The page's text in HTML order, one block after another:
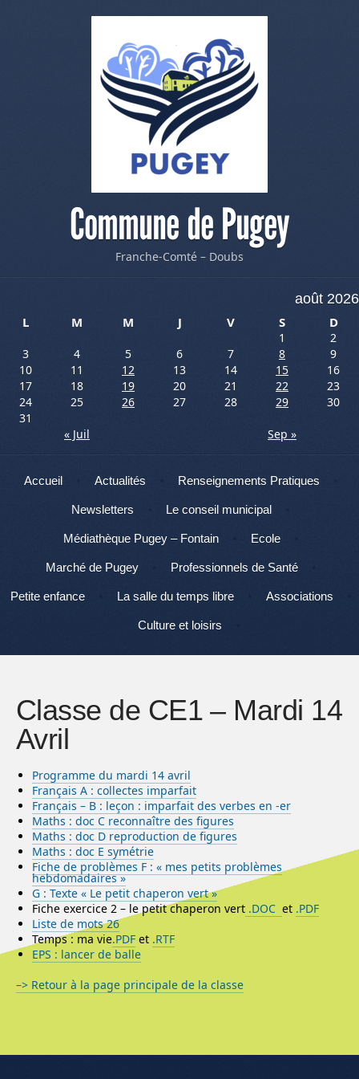
Commune de Pugey
Franche-Comté – Doubs
août 2026
L
M M J V S D
1
2
3
4 5 6 7 8
9
10
11 12 13 14 15
16
17
18 19 20 21 22
23
24
25 26 27 28 29
30
31
« Juil
Sep »
Menu
Aller au contenu
Accueil Actualités Renseignements Pratiques
Newsletters Le conseil municipal
Médiathèque Pugey – Fontain Ecole
Marché de Pugey Professionnels de Santé
Petite enfance La salle du temps libre Associations
Culture et loisirs
Classe de CE1 – Mardi 14
Avril
Programme du mardi 14 avril
Français A : collectes imparfait
Français – B : leçon : imparfait des verbes en -er
Maths : doc C reconnaître des figures
Maths : doc D reproduction de figures
Maths : doc E symétrie
Fiche de problèmes F : « mes petits problèmes
hebdomadaires »
G : Texte « Le petit chaperon vert »
Fiche exercice 2 – le petit chaperon vert .DOC et .PDF
Liste de mots 26
Temps : ma vie.PDF et .RTF
EPS : lancer de balle
–> Retour à la page principale de la classe
Menu de l'article